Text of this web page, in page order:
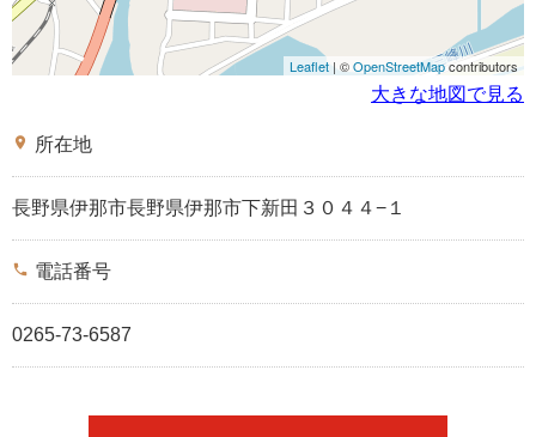
Leaflet | ©OpenStreetMapcontributors
大きな地図で見る
place 所在地
長野県伊那市長野県伊那市下新田３０４４−１
phone 電話番号
0265-73-6587